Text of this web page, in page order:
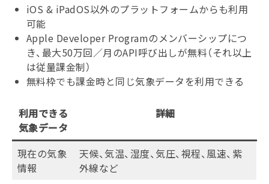
iOS & iPadOS以外のプラットフォームからも利用
可能
Apple Developer Programのメンバーシップにつ
き、最大50万回／月のAPI呼び出しが無料（それ以上
は従量課金制）
無料枠でも課金時と同じ気象データを利用できる
利用できる
気象データ
詳細
現在の気象
情報
天候、気温、湿度、気圧、視程、風速、紫
外線など